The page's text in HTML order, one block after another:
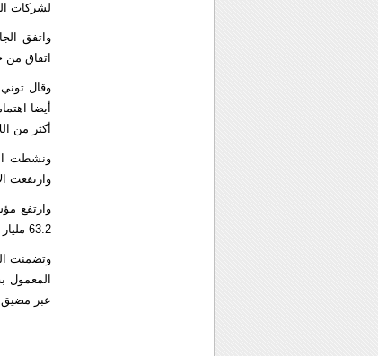
لشركات
واتفق
اتفاق من
وقال
أيضا
أكثر من
ونشطت
وارتفعت الاسهم التايوانية 28 بالمئة منذ
63.2 مليار دولار تايواني (1.9 مليار دولار) سيولة صافية في الاسهم التايوانية على مدى تلك الفترة.
وتضمنت
عبر مضيق